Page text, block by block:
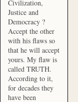
Civilization,
Justice and
Democracy ?
Accept the other
with his flaws so
that he will accept
yours. My flaw is
called TRUTH.
According to it,
for decades they
have been